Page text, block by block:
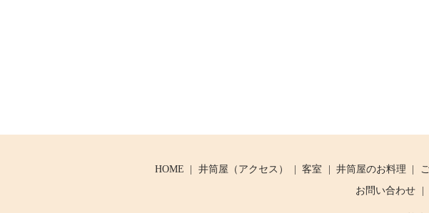
HOME 井筒屋（アクセス） 客室 井筒屋のお料理
お問い合わせ